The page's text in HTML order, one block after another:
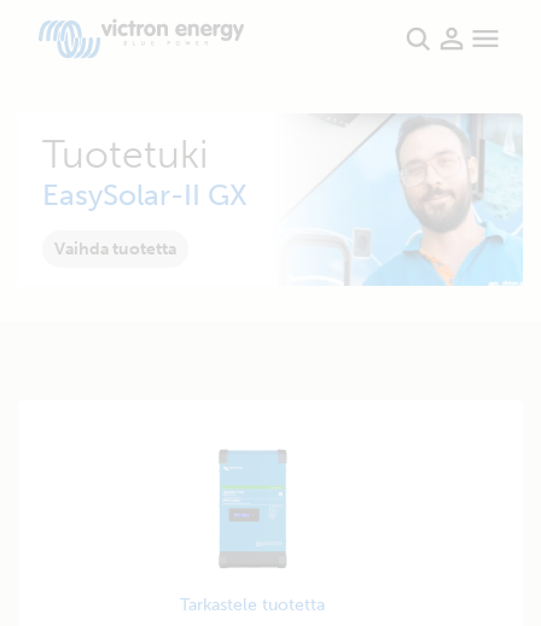
Tuotetuki
EasySolar-II GX
Vaihda tuotetta
Tarkastele tuotetta